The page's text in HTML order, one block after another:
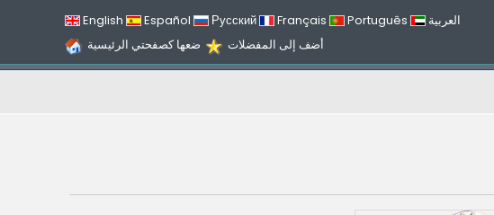
English Español Русский Français Português
العربية
ضعها كصفحتي الرئيسية
أضف إلى المفضلات